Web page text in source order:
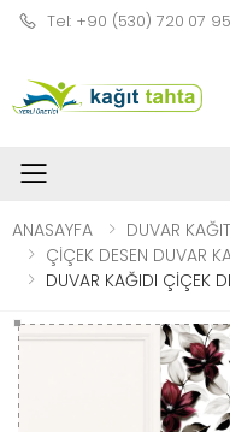
Tel: +90 (530) 720 07 95
Toggle
ANASAYFA
DUVAR
ÇİÇEK DESEN DUVAR
DUVAR KAĞIDI ÇİÇEK